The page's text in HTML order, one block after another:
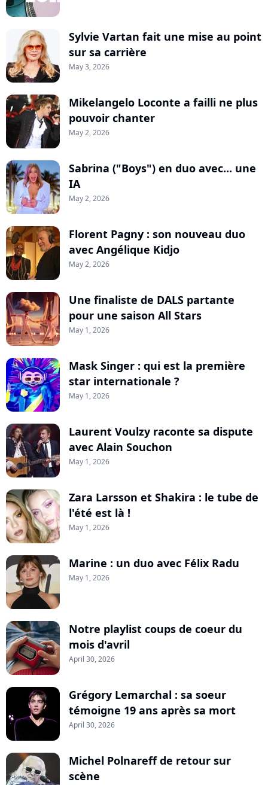
Sylvie Vartan fait une mise au point
sur sa carrière
May 3, 2026
Mikelangelo Loconte a failli ne plus
pouvoir chanter
May 2, 2026
Sabrina ("Boys") en duo avec... une
IA
May 2, 2026
Florent Pagny : son nouveau duo
avec Angélique Kidjo
May 2, 2026
Une finaliste de DALS partante
pour une saison All Stars
May 1, 2026
Mask Singer : qui est la première
star internationale ?
May 1, 2026
Laurent Voulzy raconte sa dispute
avec Alain Souchon
May 1, 2026
Zara Larsson et Shakira : le tube de
l'été est là !
May 1, 2026
Marine : un duo avec Félix Radu
May 1, 2026
Notre playlist coups de coeur du
mois d'avril
April 30, 2026
Grégory Lemarchal : sa soeur
témoigne 19 ans après sa mort
April 30, 2026
Michel Polnareff de retour sur
scène